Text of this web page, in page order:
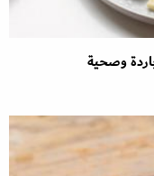
وصحية